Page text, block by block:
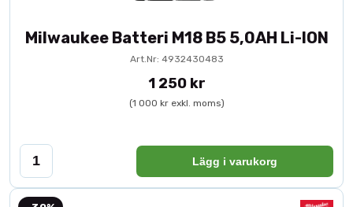
Milwaukee Batteri M18 B5 5,0AH Li-ION
Art.Nr: 4932430483
1 250 kr
(1 000 kr exkl. moms)
Lägg i varukorg